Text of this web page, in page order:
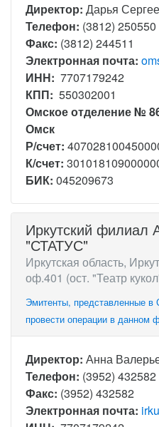
Директор: Дарья
Телефон: (3812) 250550
Факс: (3812) 244511
Электронная почта:
ИНН: 7707179242
КПП: 550302001
Омское отделение №
Омск
Р/счет:
К/счет:
БИК: 045209673
Иркутский филиал
"СТАТУС"
Иркутская область,
оф.401 (ост. "Театр
Эмитенты, представленные
провести операции в данном
Директор: Анна
Телефон: (3952) 432582
Факс: (3952) 432582
Электронная почта: